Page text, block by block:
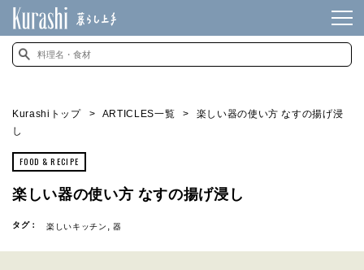
Kurashiトップ ARTICLES一覧
楽しい器の使い方 なすの揚げ浸
し
FOOD & RECIPE
楽しい器の使い方 なすの揚げ浸し
タグ： 楽しいキッチン 器